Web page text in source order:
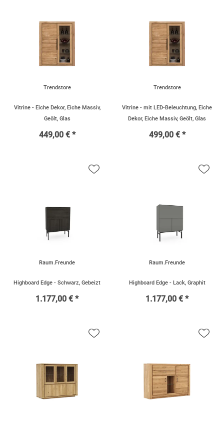
Trendstore
Vitrine - Eiche Dekor, Eiche Massiv,
Geölt, Glas
449,00 € *
Trendstore
Vitrine - mit LED-Beleuchtung, Eiche
Dekor, Eiche Massiv, Geölt, Glas
499,00 € *
Raum.Freunde
Highboard Edge - Schwarz, Gebeizt
1.177,00 € *
Raum.Freunde
Highboard Edge - Lack, Graphit
1.177,00 € *